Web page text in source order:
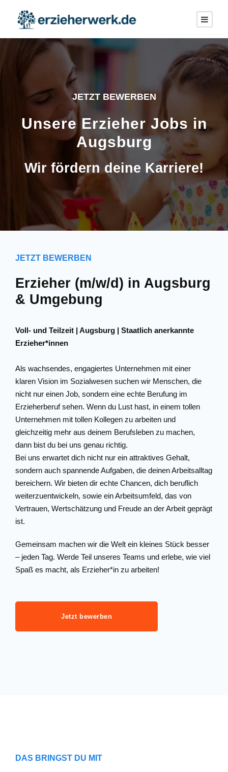
JETZT BEWERBEN
Unsere Erzieher Jobs in
Augsburg
Wir fördern deine Karriere!
JETZT BEWERBEN
Erzieher (m/w/d) in Augsburg
& Umgebung
Voll- und Teilzeit | Augsburg | Staatlich anerkannte
Erzieher*innen
Als wachsendes, engagiertes Unternehmen mit einer
klaren Vision im Sozialwesen suchen wir Menschen, die
nicht nur einen Job, sondern eine echte Berufung im
Erzieherberuf sehen. Wenn du Lust hast, in einem tollen
Unternehmen mit tollen Kollegen zu arbeiten und
gleichzeitig mehr aus deinem Berufsleben zu machen,
dann bist du bei uns genau richtig.
Bei uns erwartet dich nicht nur ein attraktives Gehalt,
sondern auch spannende Aufgaben, die deinen Arbeitsalltag
bereichern. Wir bieten dir echte Chancen, dich beruflich
weiterzuentwickeln, sowie ein Arbeitsumfeld, das von
Vertrauen, Wertschätzung und Freude an der Arbeit geprägt
ist.
Gemeinsam machen wir die Welt ein kleines Stück besser
– jeden Tag. Werde Teil unseres Teams und erlebe, wie viel
Spaß es macht, als Erzieher*in zu arbeiten!
Jetzt bewerben
DAS BRINGST DU MIT